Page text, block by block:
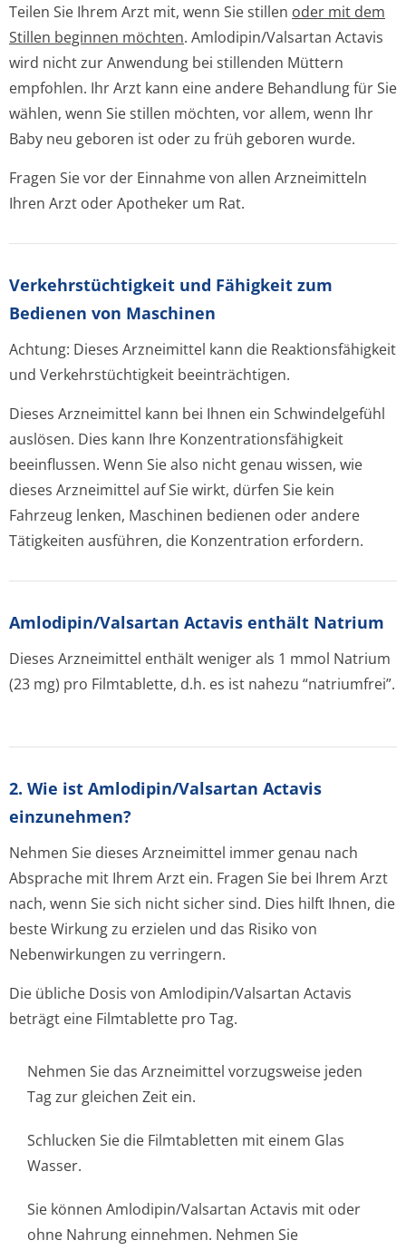
Teilen Sie Ihrem Arzt mit, wenn Sie stillen oder mit dem
Stillen beginnen möchten. Amlodipin/Valsartan Actavis
wird nicht zur Anwendung bei stillenden Müttern
empfohlen. Ihr Arzt kann eine andere Behandlung für Sie
wählen, wenn Sie stillen möchten, vor allem, wenn Ihr
Baby neu geboren ist oder zu früh geboren wurde.
Fragen Sie vor der Einnahme von allen Arzneimitteln
Ihren Arzt oder Apotheker um Rat.
Verkehrstüchtig­keit und Fähigkeit zum
Bedienen von Maschinen
Achtung: Dieses Arzneimittel kann die Reaktionsfähigkeit
und Verkehrstüchtigkeit beeinträchtigen.
Dieses Arzneimittel kann bei Ihnen ein Schwindelgefühl
auslösen. Dies kann Ihre Konzentration­sfähigkeit
beeinflussen. Wenn Sie also nicht genau wissen, wie
dieses Arzneimittel auf Sie wirkt, dürfen Sie kein
Fahrzeug lenken, Maschinen bedienen oder andere
Tätigkeiten ausführen, die Konzentration erfordern.
Amlodipin/Val­sartan Actavis enthält Natrium
Dieses Arzneimittel enthält weniger als 1 mmol Natrium
(23 mg) pro Filmtablette, d.h. es ist nahezu “natriumfrei”.
2. Wie ist Amlodipin/Valsartan Actavis
einzunehmen?
Nehmen Sie dieses Arzneimittel immer genau nach
Absprache mit Ihrem Arzt ein. Fragen Sie bei Ihrem Arzt
nach, wenn Sie sich nicht sicher sind. Dies hilft Ihnen, die
beste Wirkung zu erzielen und das Risiko von
Nebenwirkungen zu verringern.
Die übliche Dosis von Amlodipin/Valsartan Actavis
beträgt eine Filmtablette pro Tag.
Nehmen Sie das Arzneimittel vorzugsweise jeden
Tag zur gleichen Zeit ein.
Schlucken Sie die Filmtabletten mit einem Glas
Wasser.
Sie können Amlodipin/Valsartan Actavis mit oder
ohne Nahrung einnehmen. Nehmen Sie